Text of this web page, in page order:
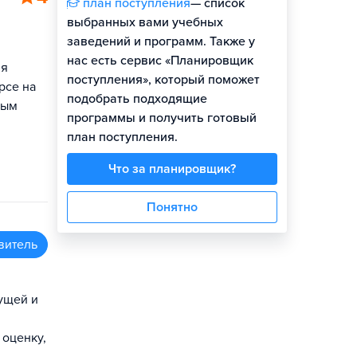
на
и
план поступления— список
выбранных вами учебных
заведений и программ. Также у
нас есть сервис «Планировщик
поступления», который поможет
подобрать подходящие
программы и получить готовый
план поступления.
Что за планировщик?
Понятно